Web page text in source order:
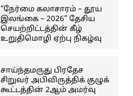
“நேர்மை கலாசாரம் – தூய
இலங்கை – 2026” தேசிய
செயற்றிட்டத்தின் கீழ்
உறுதிமொழி ஏற்பு நிகழ்வு
சாய்ந்தமருது பிரதேச
சிறுவர் அபிவிருத்திக் குழுக்
கூட்டத்தின் 2ஆம் அமர்வு